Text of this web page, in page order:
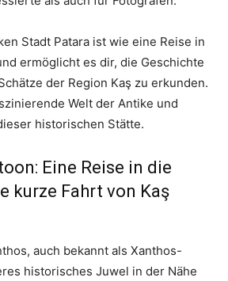
Stadt Patara ist wie eine Reise in
ermöglicht es dir, die Geschichte
der Region Kaş zu erkunden.
Welt der Antike und
historischen Stätte.
Eine Reise in die
kurze Fahrt von Kaş
auch bekannt als Xanthos-
historisches Juwel in der Nähe